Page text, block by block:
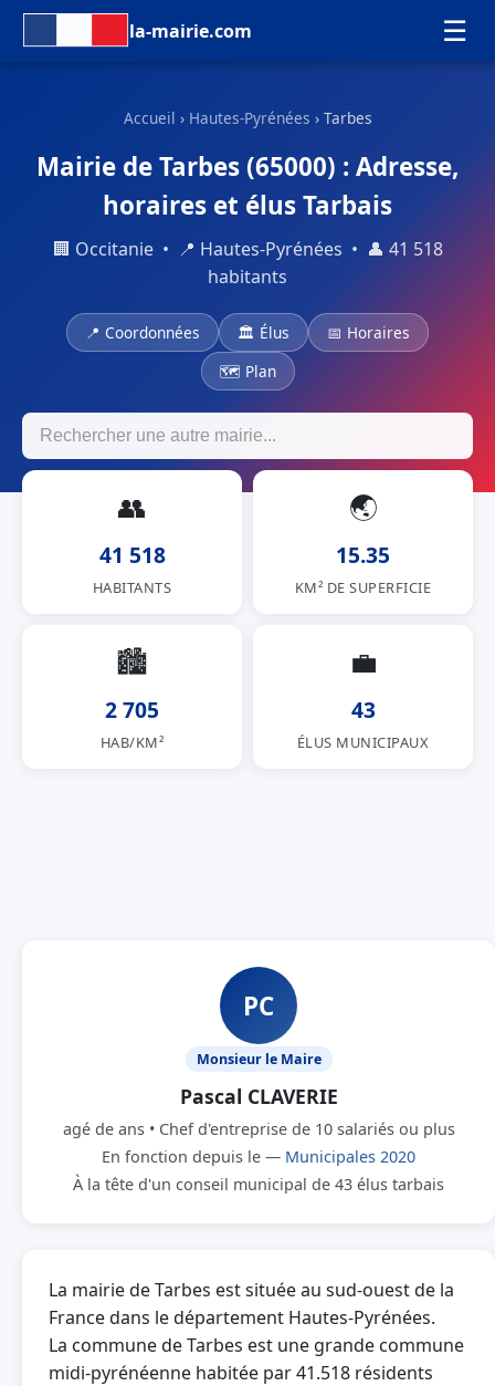
la-mairie.com ☰
Accueil › Hautes-Pyrénées › Tarbes
Mairie de Tarbes (65000) : Adresse,
horaires et élus Tarbais
🏢 Occitanie • 📍 Hautes-Pyrénées • 👤 41 518
habitants
📍 Coordonnées 🏛 Élus
📅 Horaires
🗺 Plan
👥
41 518
HABITANTS
🌏
15.35
KM² DE SUPERFICIE
🏙
2 705
HAB/KM²
💼
43
ÉLUS MUNICIPAUX
PC
Monsieur le Maire
Pascal CLAVERIE
agé de ans • Chef d'entreprise de 10 salariés ou plus
En fonction depuis le — Municipales 2020
À la tête d'un conseil municipal de 43 élus tarbais
La mairie de Tarbes est située au sud-ouest de la
France dans le département Hautes-Pyrénées.
La commune de Tarbes est une grande commune
midi-pyrénéenne habitée par 41.518 résidents